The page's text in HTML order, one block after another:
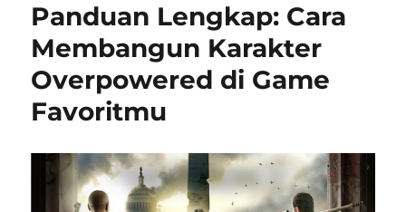
Panduan Lengkap: Cara
Membangun Karakter
Overpowered di Game
Favoritmu